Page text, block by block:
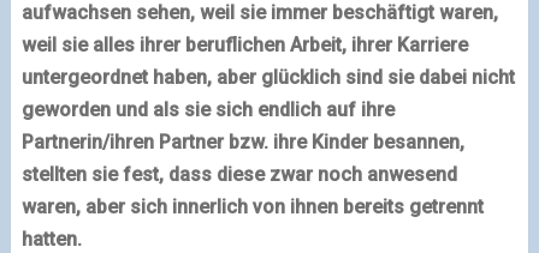
aufwachsen sehen, weil sie immer beschäftigt waren,
weil sie alles ihrer beruflichen Arbeit, ihrer Karriere
untergeordnet haben, aber glücklich sind sie dabei nicht
geworden und als sie sich endlich auf ihre
Partnerin/ihren Partner bzw. ihre Kinder besannen,
stellten sie fest, dass diese zwar noch anwesend
waren, aber sich innerlich von ihnen bereits getrennt
hatten.